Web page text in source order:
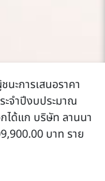
ะการเสนอราคา
ะจำปีงบประมาณ
ได้แก บริษัท ลานนา
บาท ราย